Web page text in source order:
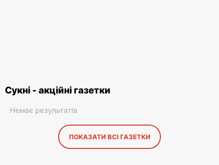
Сукні - акційні газетки
Немає результатів
ПОКАЗАТИ ВСІ ГАЗЕТКИ